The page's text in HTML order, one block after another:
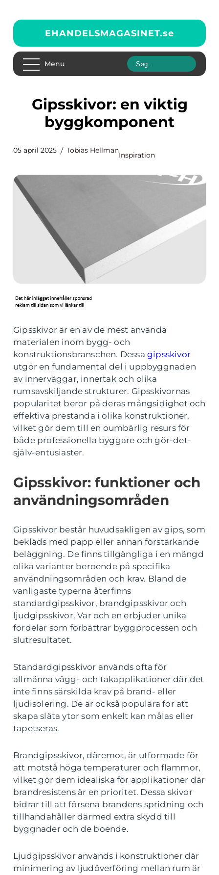
EHANDELSMAGASINET.se
Menu
Gipsskivor: en viktig
byggkomponent
05 april 2025 Tobias Hellman
Inspiration
Gipsskivor är en av de mest använda
materialen inom bygg- och
konstruktionsbranschen. Dessa gipsskivor
utgör en fundamental del i uppbyggnaden
av innerväggar, innertak och olika
rumsavskiljande strukturer. Gipsskivornas
popularitet beror på deras mångsidighet och
effektiva prestanda i olika konstruktioner,
vilket gör dem till en oumbärlig resurs för
både professionella byggare och gör-det-
själv-entusiaster.
Gipsskivor: funktioner och
användningsområden
Gipsskivor består huvudsakligen av gips, som
bekläds med papp eller annan förstärkande
beläggning. De finns tillgängliga i en mängd
olika varianter beroende på specifika
användningsområden och krav. Bland de
vanligaste typerna återfinns
standardgipsskivor, brandgipsskivor och
ljudgipsskivor. Var och en erbjuder unika
fördelar som förbättrar byggprocessen och
slutresultatet.
Standardgipsskivor används ofta för
allmänna vägg- och takapplikationer där det
inte finns särskilda krav på brand- eller
ljudisolering. De är också populära för att
skapa släta ytor som enkelt kan målas eller
tapetseras.
Brandgipsskivor, däremot, är utformade för
att motstå höga temperaturer och flammor,
vilket gör dem idealiska för applikationer där
brandresistens är en prioritet. Dessa skivor
bidrar till att försena brandens spridning och
tillhandahåller därmed extra skydd till
byggnader och de boende.
Ljudgipsskivor används i konstruktioner där
minimering av ljudöverföring mellan rum är